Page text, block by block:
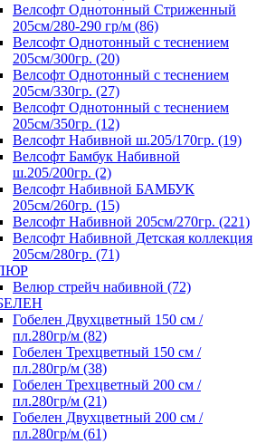
Велсофт Однотонный Стриженный
205см/280-290 гр/м (86)
Велсофт Однотонный с теснением
205см/300гр. (20)
Велсофт Однотонный с теснением
205см/330гр. (27)
Велсофт Однотонный с теснением
205см/350гр. (12)
Велсофт Набивной ш.205/170гр. (19)
Велсофт Бамбук Набивной
ш.205/200гр. (2)
Велсофт Набивной БАМБУК
205см/260гр. (15)
Велсофт Набивной 205см/270гр. (221)
Велсофт Набивной Детская коллекция
205см/280гр. (71)
Велюр стрейч набивной (72)
Гобелен Двухцветный 150 см /
пл.280гр/м (82)
Гобелен Трехцветный 150 см /
пл.280гр/м (38)
Гобелен Трехцветный 200 см /
пл.280гр/м (21)
Гобелен Двухцветный 200 см /
пл.280гр/м (61)